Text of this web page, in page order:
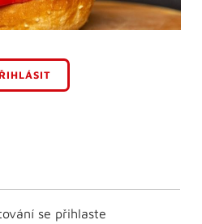
se přihlaste